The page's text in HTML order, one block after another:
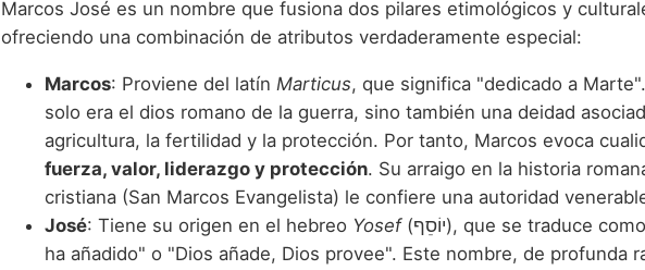
Marcos José es un nombre que fusiona dos pilares etimológicos y
ofreciendo una combinación de atributos verdaderamente especial:
Marcos: Proviene del latín Marticus, que significa "dedicado a
solo era el dios romano de la guerra, sino también una deidad
agricultura, la fertilidad y la protección. Por tanto, Marcos evoca
fuerza, valor, liderazgo y protección. Su arraigo en la historia
cristiana (San Marcos Evangelista) le confiere una autoridad
José: Tiene su origen en el hebreo Yosef(יוֹסֵף), que se traduce como "Yahveh
ha añadido" o "Dios añade, Dios provee". Este nombre, de profunda